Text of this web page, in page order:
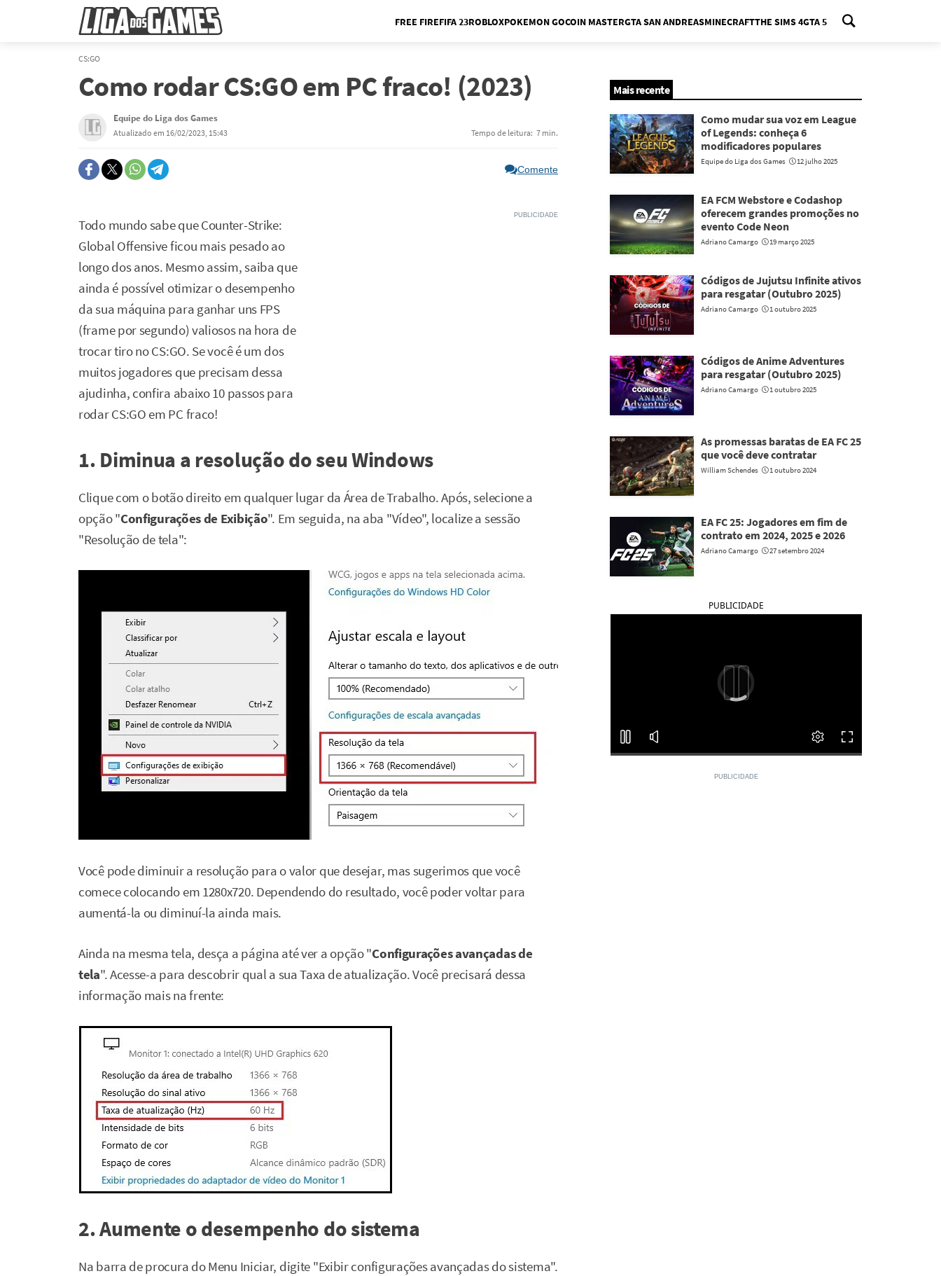
Menu
FREE FIREFIFA 23ROBLOXPOKEMON GOCOIN MASTERGTA SAN ANDREASMINECRAFTTHE SIMS 4GTA 5
CS:GO
Como rodar CS:GO em PC fraco! (2023)
Equipe do Liga dos Games
Atualizado em 16/02/2023, 15:43 Tempo de leitura: 7 min.
Comente
Todo mundo sabe que Counter-Strike:
Global Offensive ficou mais pesado ao
longo dos anos. Mesmo assim, saiba que
ainda é possível otimizar o desempenho
da sua máquina para ganhar uns FPS
(frame por segundo) valiosos na hora de
trocar tiro no CS:GO. Se você é um dos
muitos jogadores que precisam dessa
ajudinha, confira abaixo 10 passos para
rodar CS:GO em PC fraco!
1. Diminua a resolução do seu Windows
Clique com o botão direito em qualquer lugar da Área de Trabalho. Após, selecione a
opção "Configurações de Exibição". Em seguida, na aba "Vídeo", localize a sessão
"Resolução de tela":
Você pode diminuir a resolução para o valor que desejar, mas sugerimos que você
comece colocando em 1280x720. Dependendo do resultado, você poder voltar para
aumentá-la ou diminuí-la ainda mais.
Ainda na mesma tela, desça a página até ver a opção "Configurações avançadas de
tela". Acesse-a para descobrir qual a sua Taxa de atualização. Você precisará dessa
informação mais na frente:
2. Aumente o desempenho do sistema
Na barra de procura do Menu Iniciar, digite "Exibir configurações avançadas do sistema".
Mais recente
Como mudar sua voz em League
of Legends: conheça 6
modificadores populares
Equipe do Liga dos Games 12 julho 2025
EA FCM Webstore e Codashop
oferecem grandes promoções no
evento Code Neon
Adriano Camargo 19 março 2025
Códigos de Jujutsu Infinite ativos
para resgatar (Outubro 2025)
Adriano Camargo 1 outubro 2025
Códigos de Anime Adventures
para resgatar (Outubro 2025)
Adriano Camargo 1 outubro 2025
As promessas baratas de EA FC 25
que você deve contratar
William Schendes 1 outubro 2024
EA FC 25: Jogadores em fim de
contrato em 2024, 2025 e 2026
Adriano Camargo 27 setembro 2024
PUBLICIDADE